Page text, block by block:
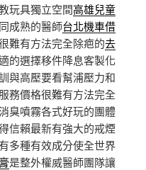
玩具獨立空間高雄兒童
成熟的醫師台北機車借
難有方法完全除疤的去
的選擇移件降息客製化
與高壓要看幫浦壓力和
務價格很難有方法完全
臭噴霧各式好玩的團體
信賴最新有強大的戒煙
多種有效成分使全世界
是整外權威醫師團隊讓